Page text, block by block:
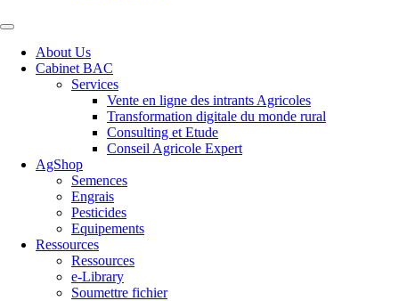
About Us
Cabinet BAC
Services
Vente en ligne des intrants Agricoles
Transformation digitale du monde rural
Consulting et Etude
Conseil Agricole Expert
AgShop
Semences
Engrais
Pesticides
Equipements
Ressources
Ressources
e-Library
Soumettre fichier